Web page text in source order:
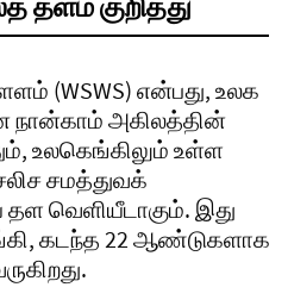
(WSWS) என்பது, உலக
அகிலத்தின்
உலகெங்கிலும் உள்ள
சமத்துவக்
வெளியீடாகும். இது
கடந்த 22 ஆண்டுகளாக